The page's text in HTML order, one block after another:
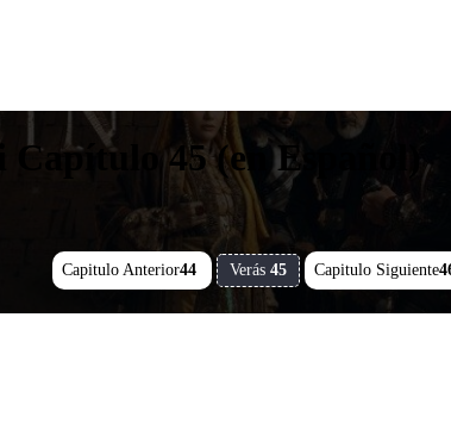
45 (en Español)
Capitulo Anterior44 Verás 45 Capitulo Siguiente